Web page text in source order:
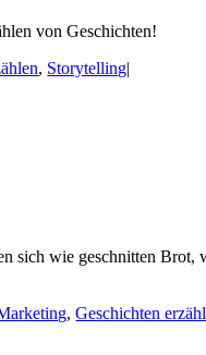
von Geschichten!
, Storytelling|
wie geschnitten Brot,
,Geschichten